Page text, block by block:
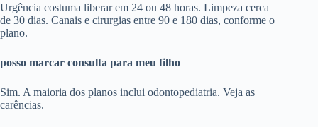
Urgência costuma liberar em 24 ou 48 horas. Limpeza cerca
de 30 dias. Canais e cirurgias entre 90 e 180 dias, conforme o
plano.
posso marcar consulta para meu filho
Sim. A maioria dos planos inclui odontopediatria. Veja as
carências.